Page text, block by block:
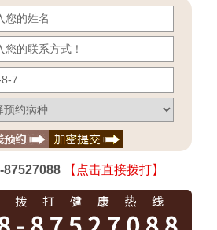
87527088 【点击直接拨打】